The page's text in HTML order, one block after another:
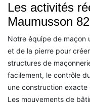
Les activités
Maumusson
Notre équipe de maçon
et de la pierre pour
structures de
facilement, le contrôle
une construction exacte
Les mouvements de